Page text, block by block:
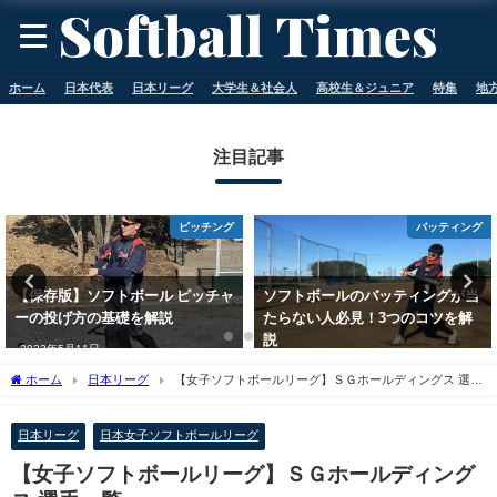
ホーム 日本代表 日本リーグ 大学生＆社会人 高校生＆ジュニア 特集 地
注目記事
バッティング
ソフトボールのバッティングが当
たらない人必見！3つのコツを解
説
アイテム
【2022年版】ソフトボール選手が
選ぶおすすめグローブメーカー10
選
ホーム 日本リーグ
【女子ソフトボールリーグ】ＳＧホールディングス 選手
日本リーグ 日本女子ソフトボールリーグ
【女子ソフトボールリーグ】ＳＧホールディング